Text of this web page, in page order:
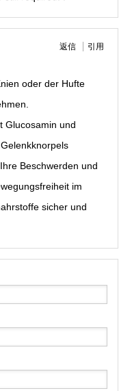
返信 引用
oder der Hufte
Glucosamin und
Beschwerden und
im
sicher und